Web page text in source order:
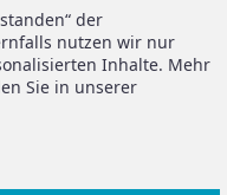
Sie Hilfe oder
Sie Fragen?
der
nutzen wir nur
Inhalte. Mehr
Sie in unserer